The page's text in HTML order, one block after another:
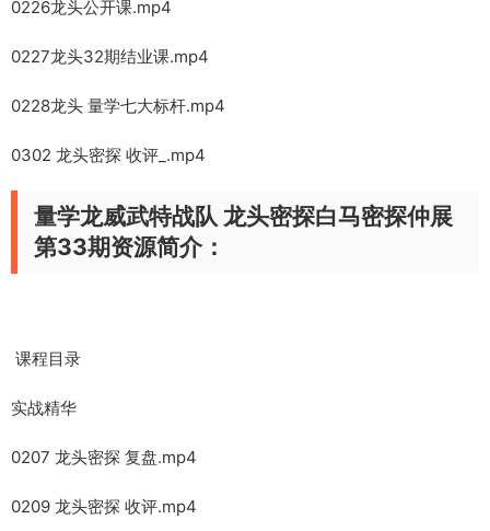
0226龙头公开课.mp4
0227龙头32期结业课.mp4
0228龙头 量学七大标杆.mp4
0302 龙头密探 收评_.mp4
量学龙威武特战队 龙头密探白马密探仲展
第33期资源简介：
课程目录
实战精华
0207 龙头密探 复盘.mp4
0209 龙头密探 收评.mp4